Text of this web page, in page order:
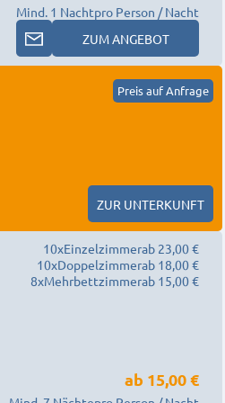
Mind. 1 Nachtpro Person / Nacht
ZUM ANGEBOT
Preis auf Anfrage
ZUR UNTERKUNFT
10xEinzelzimmerab 23,00 €
10xDoppelzimmerab 18,00 €
8xMehrbettzimmerab 15,00 €
ab 15,00 €